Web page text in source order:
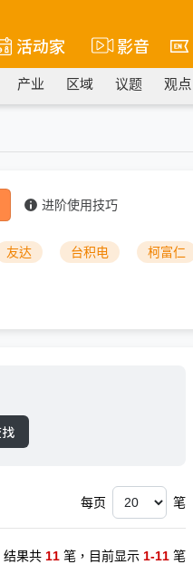
活动家 影音
产业 区域 议题 观点
进阶使用技巧
友达 台积电 柯富仁
每页 笔
结果共 11 笔，目前显示 1-11 笔